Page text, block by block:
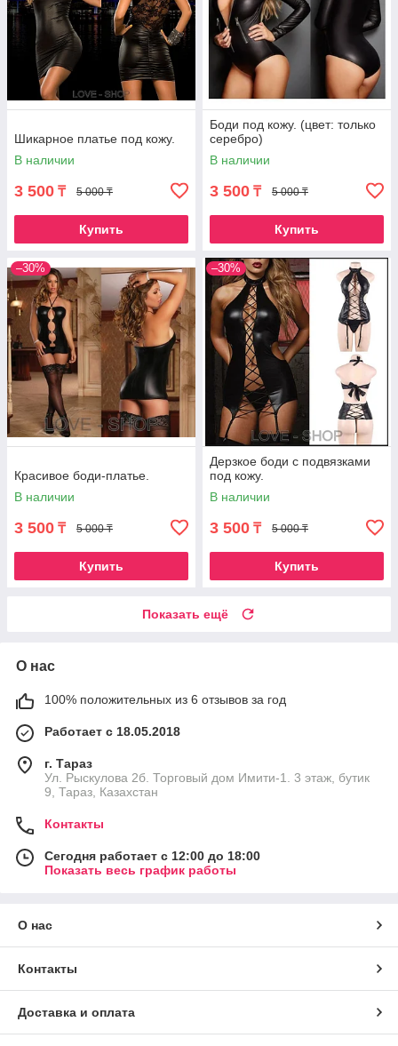
Шикарное платье под кожу.
В наличии
3 500 ₸ 5 000 ₸
Купить
Боди под кожу. (цвет: только
серебро)
В наличии
3 500 ₸ 5 000 ₸
Купить
–30%
Красивое боди-платье.
В наличии
3 500 ₸ 5 000 ₸
Купить
–30%
Дерзкое боди с подвязками
под кожу.
В наличии
3 500 ₸ 5 000 ₸
Купить
Показать ещё
О нас
100% положительных из 6 отзывов за год
Работает с 18.05.2018
г. Тараз
Ул. Рыскулова 2б. Торговый дом Имити-1. 3 этаж, бутик
9, Тараз, Казахстан
Контакты
Сегодня работает с 12:00 до 18:00
Показать весь график работы
О нас
Контакты
Доставка и оплата